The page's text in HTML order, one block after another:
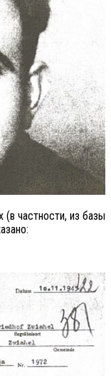
(в частности, из базы